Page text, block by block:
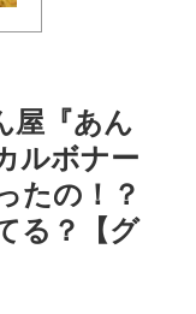
屋『あん
ルボナー
たの！？
る？【グ